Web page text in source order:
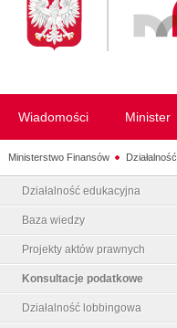
Wiadomości Minister
Ministerstwo Finansów Działalność
Działalność edukacyjna
Baza wiedzy
Projekty aktów prawnych
Konsultacje podatkowe
Działalność lobbingowa